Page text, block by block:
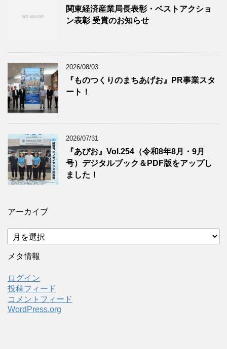
関東経済産業局長表彰・ベストアクショ
ン表彰 受賞のお知らせ
2026/08/03
『ものつくりのまちあげお』PR事業スタ
ート！
2026/07/31
『あぴお』Vol.254（令和8年8月・9月
号）デジタルブック＆PDF版をアップし
ました！
アーカイブ
ア
ー
カ
ブ
メタ情報
ログイン
投稿フィード
コメントフィード
WordPress.org